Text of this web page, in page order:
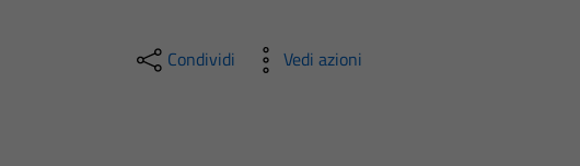
Condividi Vedi azioni